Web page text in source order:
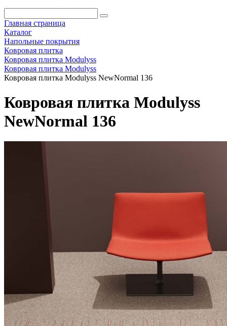
Главная страница
Каталог
Напольные покрытия
Ковровая плитка
Ковровая плитка Modulyss
Ковровая плитка Modulyss
Ковровая плитка Modulyss NewNormal 136
Ковровая плитка Modulyss
NewNormal 136